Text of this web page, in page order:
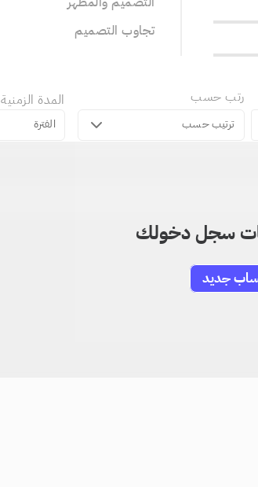
تجاوب التصميم
رتب حسب
ترتيب حسب
المدة الزمنية
الفترة
سجل دخولك
جديد